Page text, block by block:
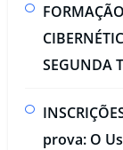
SEGUNDA
prova: O